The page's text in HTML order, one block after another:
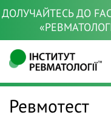
ДОЛУЧАЙТЕСЬ ДО
Ревмотест